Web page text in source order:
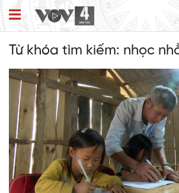
Từ khóa tìm kiếm: nhọc